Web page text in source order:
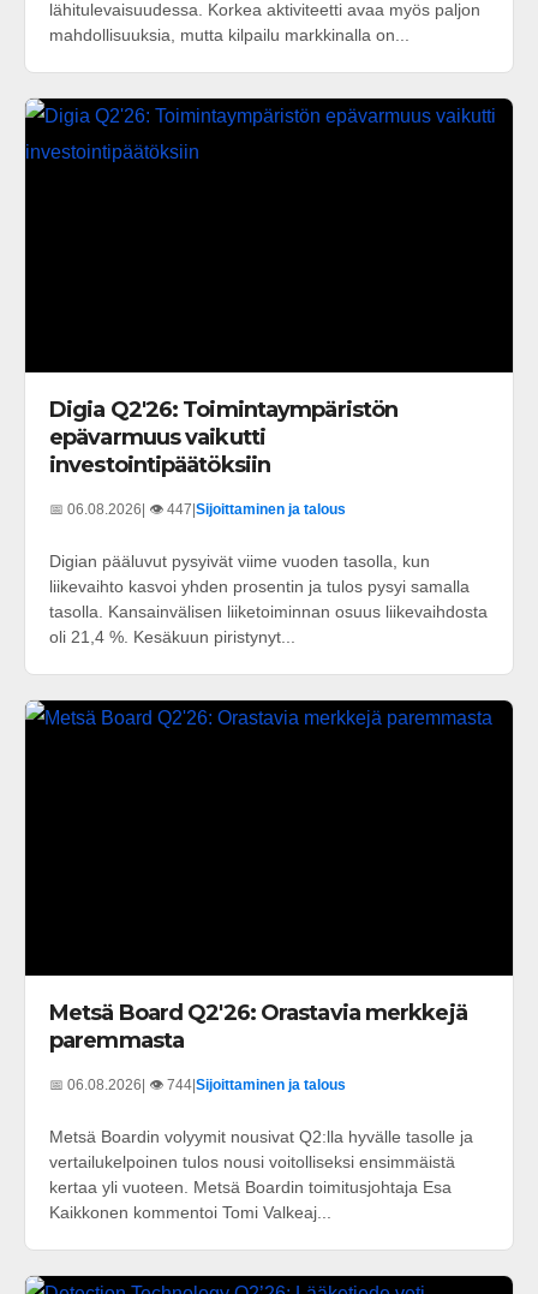
lähitulevaisuudessa. Korkea aktiviteetti avaa myös paljon
mahdollisuuksia, mutta kilpailu markkinalla on...
Digia Q2'26: Toimintaympäristön
epävarmuus vaikutti
investointipäätöksiin
📅 06.08.2026 | 👁️ 447 Sijoittaminen ja talous
Digian pääluvut pysyivät viime vuoden tasolla, kun
liikevaihto kasvoi yhden prosentin ja tulos pysyi samalla
tasolla. Kansainvälisen liiketoiminnan osuus liikevaihdosta
oli 21,4 %. Kesäkuun piristynyt...
Metsä Board Q2'26: Orastavia merkkejä
paremmasta
📅 06.08.2026| 👁️ 744|Sijoittaminen ja talous
Metsä Boardin volyymit nousivat Q2:lla hyvälle tasolle ja
vertailukelpoinen tulos nousi voitolliseksi ensimmäistä
kertaa yli vuoteen. Metsä Boardin toimitusjohtaja Esa
Kaikkonen kommentoi Tomi Valkeaj...